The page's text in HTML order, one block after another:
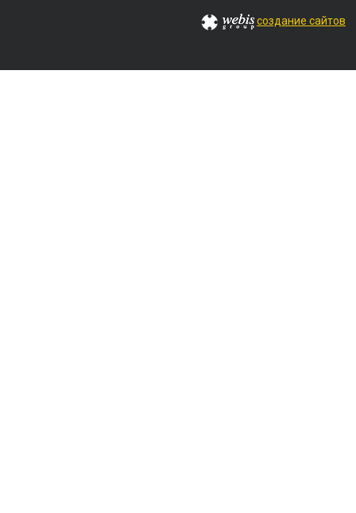
создание сайтов